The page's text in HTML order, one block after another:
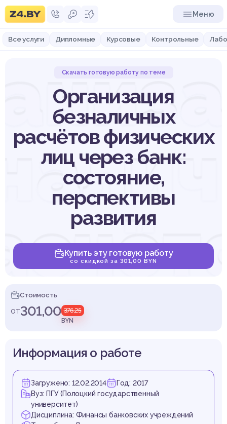
Меню
Все услуги Дипломные Курсовые Контрольные
Скачать готовую работу по теме
Организация
безналичных
расчётов физических
лиц через банк:
состояние,
перспективы
развития
Купить эту готовую работу
со скидкой за 301,00 BYN
Стоимость
от301,00 376,25
BYN
Информация о работе
Загружено: 12.02.2014
Год: 2017
Вуз: ПГУ (Полоцкий государственный
университет)
Дисциплина: Финансы банковских учреждений